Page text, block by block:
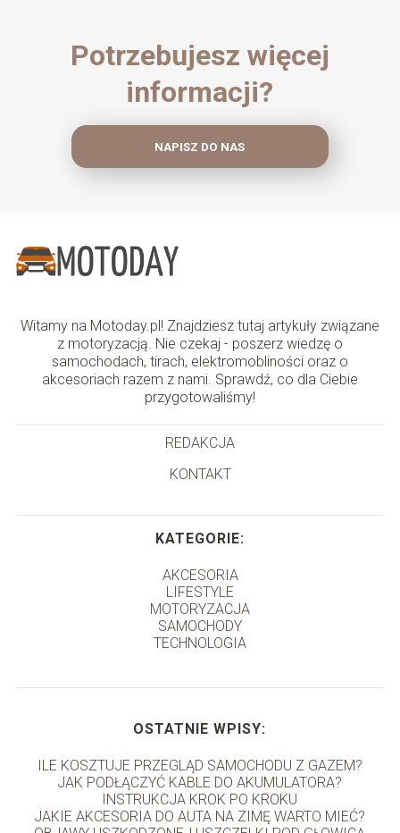
Potrzebujesz więcej
informacji?
NAPISZ DO NAS
Witamy na Motoday.pl! Znajdziesz tutaj artykuły związane
z motoryzacją. Nie czekaj - poszerz wiedzę o
samochodach, tirach, elektromobliności oraz o
akcesoriach razem z nami. Sprawdź, co dla Ciebie
przygotowaliśmy!
REDAKCJA
KONTAKT
KATEGORIE:
AKCESORIA
LIFESTYLE
MOTORYZACJA
SAMOCHODY
TECHNOLOGIA
OSTATNIE WPISY:
ILE KOSZTUJE PRZEGLĄD SAMOCHODU Z GAZEM?
JAK PODŁĄCZYĆ KABLE DO AKUMULATORA?
INSTRUKCJA KROK PO KROKU
JAKIE AKCESORIA DO AUTA NA ZIMĘ WARTO MIEĆ?